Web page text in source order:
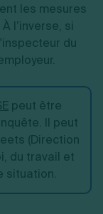
les mesures
l’inverse, si
du
peut être
Il peut
(Direction
du travail et
situation.